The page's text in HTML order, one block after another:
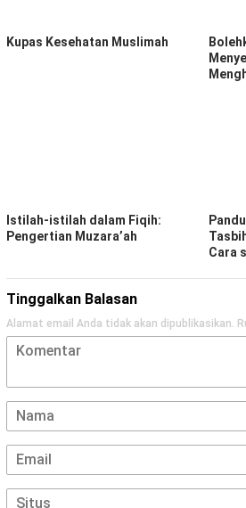
Kupas Kesehatan Muslimah
Istilah-istilah dalam Fiqih:
Pengertian Muzara’ah
Cara
Tinggalkan Balasan
Alamat email Anda tidak akan dipublikasikan.